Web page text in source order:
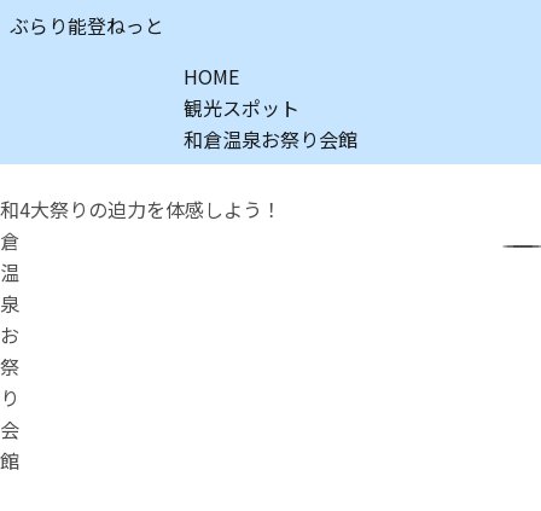
ぶらり能登ねっと
HOME
観光スポット
和倉温泉お祭り会館
和
倉
温
泉
お
祭
り
会
館
4大祭りの迫力を体感しよう！